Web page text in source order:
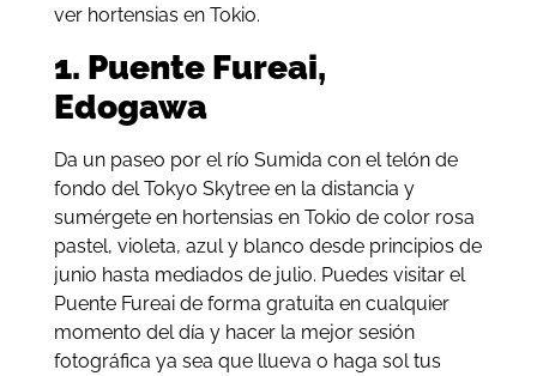
ver hortensias en Tokio.
1. Puente Fureai,
Edogawa
Da un paseo por el río Sumida con el telón de
fondo del Tokyo Skytree en la distancia y
sumérgete en hortensias en Tokio de color rosa
pastel, violeta, azul y blanco desde principios de
junio hasta mediados de julio. Puedes visitar el
Puente Fureai de forma gratuita en cualquier
momento del día y hacer la mejor sesión
fotográfica ya sea que llueva o haga sol tus